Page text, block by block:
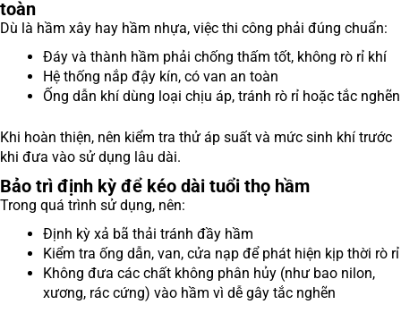
toàn
Dù là hầm xây hay hầm nhựa, việc thi công phải đúng chuẩn:
Đáy và thành hầm phải chống thấm tốt, không rò rỉ khí
Hệ thống nắp đậy kín, có van an toàn
Ống dẫn khí dùng loại chịu áp, tránh rò rỉ hoặc tắc nghẽn
Khi hoàn thiện, nên kiểm tra thử áp suất và mức sinh khí trước
khi đưa vào sử dụng lâu dài.
Bảo trì định kỳ để kéo dài tuổi thọ hầm
Trong quá trình sử dụng, nên:
Định kỳ xả bã thải tránh đầy hầm
Kiểm tra ống dẫn, van, cửa nạp để phát hiện kịp thời rò rỉ
Không đưa các chất không phân hủy (như bao nilon,
xương, rác cứng) vào hầm vì dễ gây tắc nghẽn